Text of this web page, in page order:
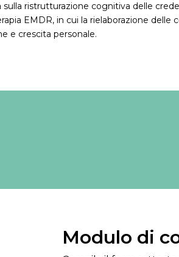
ristrutturazione cognitiva delle
EMDR, in cui la rielaborazione
e crescita personale.
Modulo di